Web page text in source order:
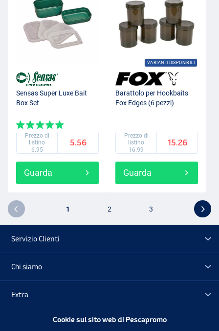
Sensas Super Luxe Bait
Box Set
Prezzo di
listino
6.95
5.56
Guarda
VARIANTI DISPONIBILI
Barattolo per Hookbaits
Fox Edges (6 pezzi)
Prezzo di
listino
16.99
15.26
Guarda
1 2 3
Servizio Clienti
Chi siamo
Extra
Cookie sul sito web di Pescapromo